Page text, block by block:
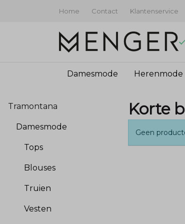
Home Contact Klantenservice
Damesmode Herenmode
Korte
broeken
Menger
Mode
Tramontana
Damesmode
Tops
Blouses
Truien
Vesten
Korte
Geen